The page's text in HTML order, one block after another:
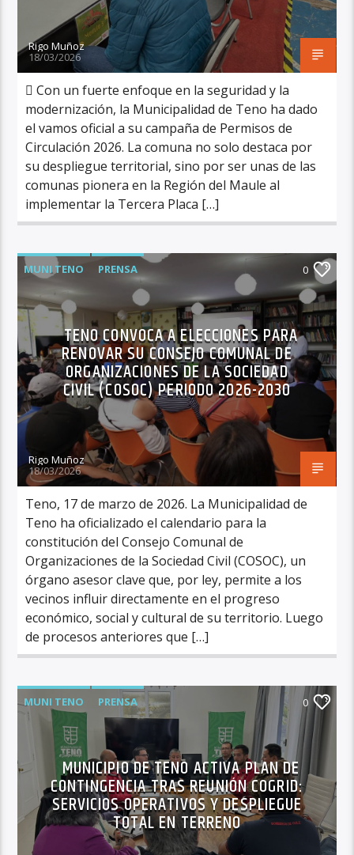
Rigo Muñoz
18/03/2026
 Con un fuerte enfoque en la seguridad y la
modernización, la Municipalidad de Teno ha dado
el vamos oficial a su campaña de Permisos de
Circulación 2026. La comuna no solo destaca por
su despliegue territorial, sino por ser unas de las
comunas pionera en la Región del Maule al
implementar la Tercera Placa […]
MUNI TENO PRENSA 0
TENO CONVOCA A ELECCIONES PARA
RENOVAR SU CONSEJO COMUNAL DE
ORGANIZACIONES DE LA SOCIEDAD
CIVIL (COSOC) PERIODO 2026-2030
Rigo Muñoz
18/03/2026
Teno, 17 de marzo de 2026. La Municipalidad de
Teno ha oficializado el calendario para la
constitución del Consejo Comunal de
Organizaciones de la Sociedad Civil (COSOC), un
órgano asesor clave que, por ley, permite a los
vecinos influir directamente en el progreso
económico, social y cultural de su territorio. Luego
de procesos anteriores que […]
MUNI TENO PRENSA 0
MUNICIPIO DE TENO ACTIVA PLAN DE
CONTINGENCIA TRAS REUNIÓN COGRID:
SERVICIOS OPERATIVOS Y DESPLIEGUE
TOTAL EN TERRENO